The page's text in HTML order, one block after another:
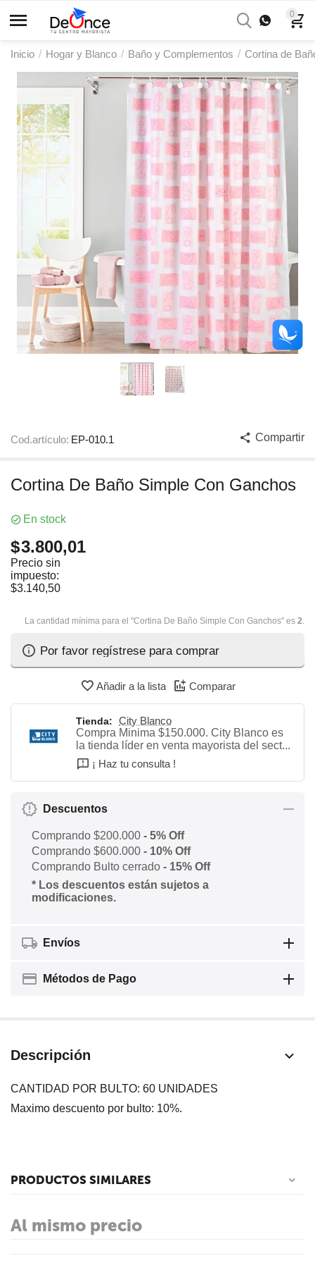
0
Inicio / Hogar y Blanco / Baño y Complementos / Cortina de
Cod.artículo: EP-010.1 Compartir
Cortina De Baño Simple Con Ganchos
En stock
$3.800,01
Precio sin
impuesto:
$3.140,50
La cantidad mínima para el "Cortina De Baño Simple Con Ganchos" es 2.
Por favor regístrese para comprar
Añadir a la lista Comparar
Tienda:
City Blanco
Compra Minima $150.000. City Blanco es
la tienda líder en venta mayorista del sect...
¡ Haz tu consulta !
Descuentos
Comprando $200.000 - 5% Off
Comprando $600.000 - 10% Off
Comprando Bulto cerrado - 15% Off
* Los descuentos están sujetos a
modificaciones.
Envíos
Métodos de Pago
Descripción
CANTIDAD POR BULTO: 60 UNIDADES
Maximo descuento por bulto: 10%.
PRODUCTOS SIMILARES
Al mismo precio